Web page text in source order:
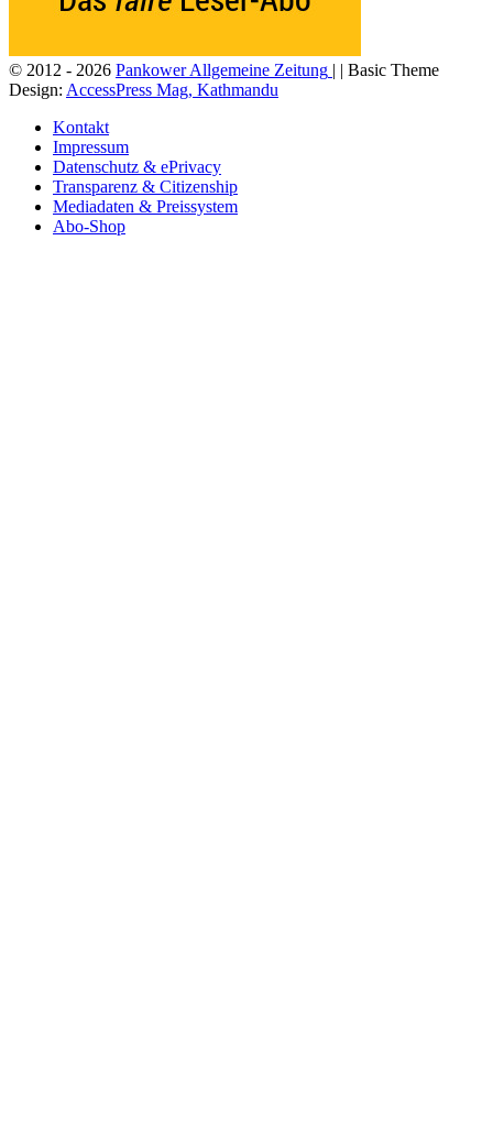
© 2012 - 2026 Pankower Allgemeine Zeitung | | Basic Theme
Design: AccessPress Mag, Kathmandu
Kontakt
Impressum
Datenschutz & ePrivacy
Transparenz & Citizenship
Mediadaten & Preissystem
Abo-Shop